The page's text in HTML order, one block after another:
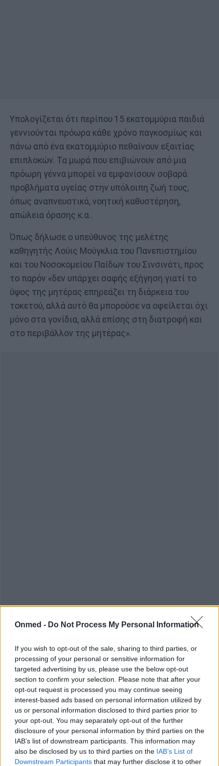
Onmed - Do Not Process My Personal Information
If you wish to opt-out of the sale, sharing to third parties, or
processing of your personal or sensitive information for
targeted advertising by us, please use the below opt-out
section to confirm your selection. Please note that after your
opt-out request is processed you may continue seeing
interest-based ads based on personal information utilized by
us or personal information disclosed to third parties prior to
your opt-out. You may separately opt-out of the further
disclosure of your personal information by third parties on the
IAB’s list of downstream participants. This information may
also be disclosed by us to third parties on the IAB’s List of
Downstream Participants that may further disclose it to other
Υπολογίζεται ότι περίπου 15 εκατομμύρια παιδιά
γεννιούνται πρόωρα κάθε χρόνο παγκοσμίως και
πάνω από ένα εκατομμύριο πεθαίνουν εξαιτίας
επιπλοκών. Τα μωρά που επιβιώνουν από μια
πρόωρη γέννα μπορεί να εμφανίσουν σοβαρά
προβλήματα υγείας στην υπόλοιπη ζωή τους,
όπως αναπνευστικά, νοητική καθυστέρηση,
απώλεια όρασης κ.α..
Όπως δήλωσε ο υπεύθυνος της μελέτης
καθηγητής Λούις Μούγκλια του Πανεπιστημίου
και του Νοσοκομείου Παίδων του Σινσινάτι, προς
το παρόν «δεν υπάρχει σαφής εξήγηση γιατί το
ύψος της μητέρας επηρεάζει τη διάρκεια του
τοκετού, αλλά αυτό θα μπορούσε να οφείλεται όχι
μόνο στα γονίδια, αλλά επίσης στη διατροφή και
στο περιβάλλον της μητέρας».
ΥΨΟΣ · ΥΨΟΣ ΚΑΙ ΕΓΚΥΜΟΣΥΝΗ · ΕΓΚΥΜΟΣΥΝΗ
ΠΡΟΩΡΗ ΓΕΝΝΑ · ΠΡΟΩΡΟΣ ΤΟΚΕΤΟΣ ·
ΠΡΟΩΡΟΤΗΤΑ · ΓΕΝΝΗΣΗ ΠΡΟΩΡΟΥ